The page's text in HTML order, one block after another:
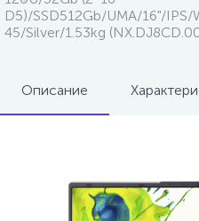
D5)/SSD512Gb/UMA/16"/
45/Silver/1.53kg
Описание